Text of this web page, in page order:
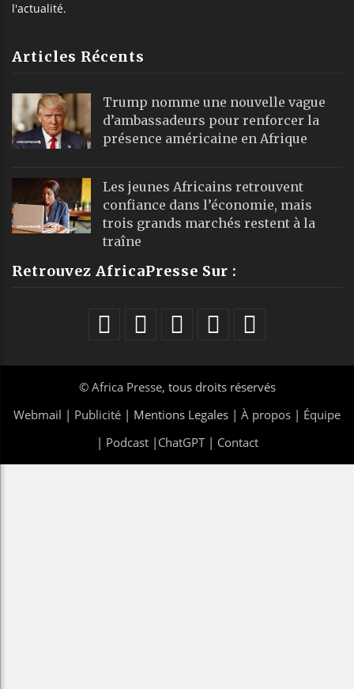
l'actualité.
Articles Récents
Trump nomme une nouvelle vague
d’ambassadeurs pour renforcer la
présence américaine en Afrique
Les jeunes Africains retrouvent
confiance dans l’économie, mais
trois grands marchés restent à la
traîne
Retrouvez AfricaPresse Sur :
© Africa Presse, tous droits réservés
Webmail | Publicité | Mentions Legales | À propos | Équipe
| Podcast| ChatGPT| Contact